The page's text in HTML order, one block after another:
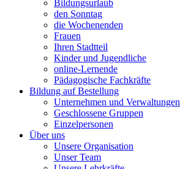
Bildungsurlaub
den Sonntag
die Wochenenden
Frauen
Ihren Stadtteil
Kinder und Jugendliche
online-Lernende
Pädagogische Fachkräfte
Bildung auf Bestellung
Unternehmen und Verwaltungen
Geschlossene Gruppen
Einzelpersonen
Über uns
Unsere Organisation
Unser Team